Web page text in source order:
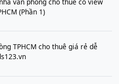
(Phần 1)
TPHCM cho thuê giá rẻ dễ